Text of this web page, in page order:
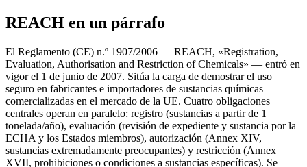
REACH en un párrafo
El Reglamento (CE) n.º 1907/2006 — REACH, «Registration,
Evaluation, Authorisation and Restriction of Chemicals» — entró en
vigor el 1 de junio de 2007. Sitúa la carga de demostrar el uso
seguro en fabricantes e importadores de sustancias químicas
comercializadas en el mercado de la UE. Cuatro obligaciones
centrales operan en paralelo: registro (sustancias a partir de 1
tonelada/año), evaluación (revisión de expediente y sustancia por la
ECHA y los Estados miembros), autorización (Annex XIV,
sustancias extremadamente preocupantes) y restricción (Annex
XVII, prohibiciones o condiciones a sustancias específicas). Se